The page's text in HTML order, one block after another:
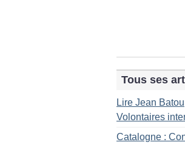
Tous ses
Lire Jean
Volontaires
Catalogne :